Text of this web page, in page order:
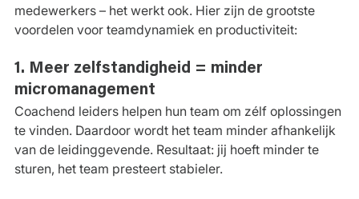
medewerkers – het werkt ook. Hier zijn de grootste
voordelen voor teamdynamiek en productiviteit:
1. Meer zelfstandigheid = minder
micromanagement
Coachend leiders helpen hun team om zélf oplossingen
te vinden. Daardoor wordt het team minder afhankelijk
van de leidinggevende. Resultaat: jij hoeft minder te
sturen, het team presteert stabieler.